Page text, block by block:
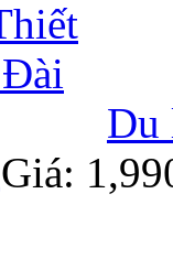
Du
Giá: